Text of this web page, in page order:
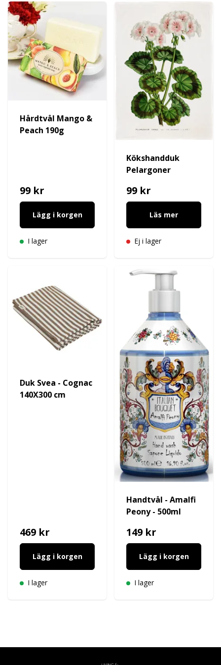
Hårdtvål Mango &
Peach 190g
99 kr
Lägg i korgen
I lager
Kökshandduk
Pelargoner
99 kr
Läs mer
Ej i lager
Duk Svea - Cognac
140X300 cm
469 kr
Lägg i korgen
I lager
Handtvål - Amalfi
Peony - 500ml
149 kr
Lägg i korgen
I lager